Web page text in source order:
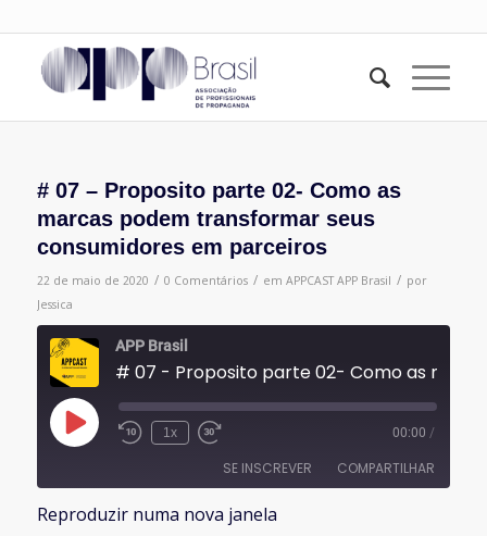
# 07 – Proposito parte 02- Como as
marcas podem transformar seus
consumidores em parceiros
22 de maio de 2020 / 0 Comentários / em APPCAST APP Brasil / por
Jessica
APP Brasil
Reproduzir
episódio
1x 00:00 /
SE INSCREVER COMPARTILHAR
Reproduzir numa nova janela